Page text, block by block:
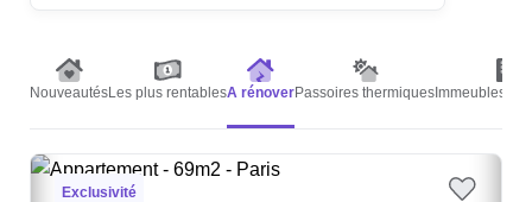
NouveautésLes plus rentablesA rénoverPassoires thermiques Immeubles de
Exclusivité